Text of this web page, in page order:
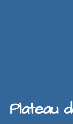
Plateau